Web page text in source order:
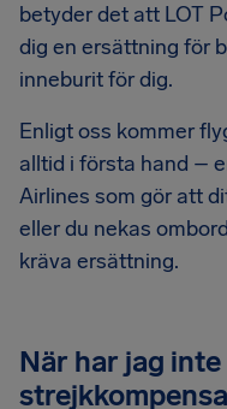
betyder det att LOT
dig en ersättning för
inneburit för dig.
Enligt oss kommer
alltid i första hand –
Airlines som gör att
eller du nekas
kräva ersättning.
När har jag